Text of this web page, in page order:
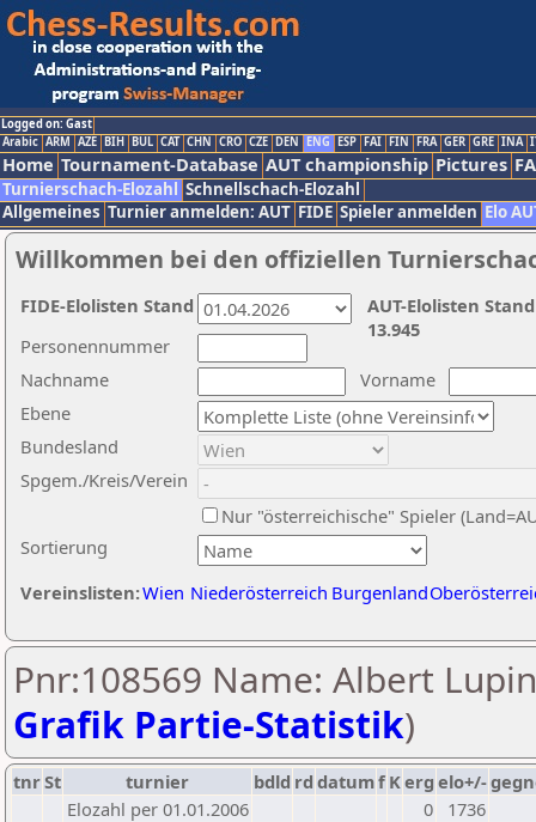
Logged on: Gast
Arabic ARM AZE BIH BUL CAT CHN CRO CZE DEN ENG ESP FAI FIN FRA GER GRE INA
Home Tournament-Database AUT championship Pictures
Turnierschach-Elozahl Schnellschach-Elozahl
Allgemeines Turnier anmelden: AUT FIDE Spieler anmelden Elo
Willkommen bei den offiziellen
Nachname
Vorname
Ebene
Sortierung
Personennummer
Bundesland
Spgem./Kreis/Verein
Nur "österreichische" Spieler
Vereinslisten:Wien Niederösterreich Burgenland
AUT-Elolisten
13.945
FIDE-Elolisten Stand
Pnr:108569 Name: Albert
Grafik Partie-Statistik)
tnrSt turnier bdld rd datumf Kerg elo+/-
Elozahl per 01.01.2006
0
1736